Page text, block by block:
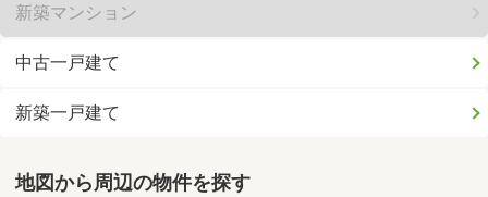
新築マンション
中古一戸建て
新築一戸建て
地図から周辺の物件を探す